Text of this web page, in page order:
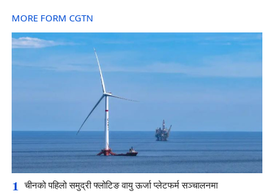
MORE FORM CGTN
1 चीनको पहिलो समुद्री फ्लोटिङ वायु ऊर्जा प्लेटफर्म सञ्चालनमा